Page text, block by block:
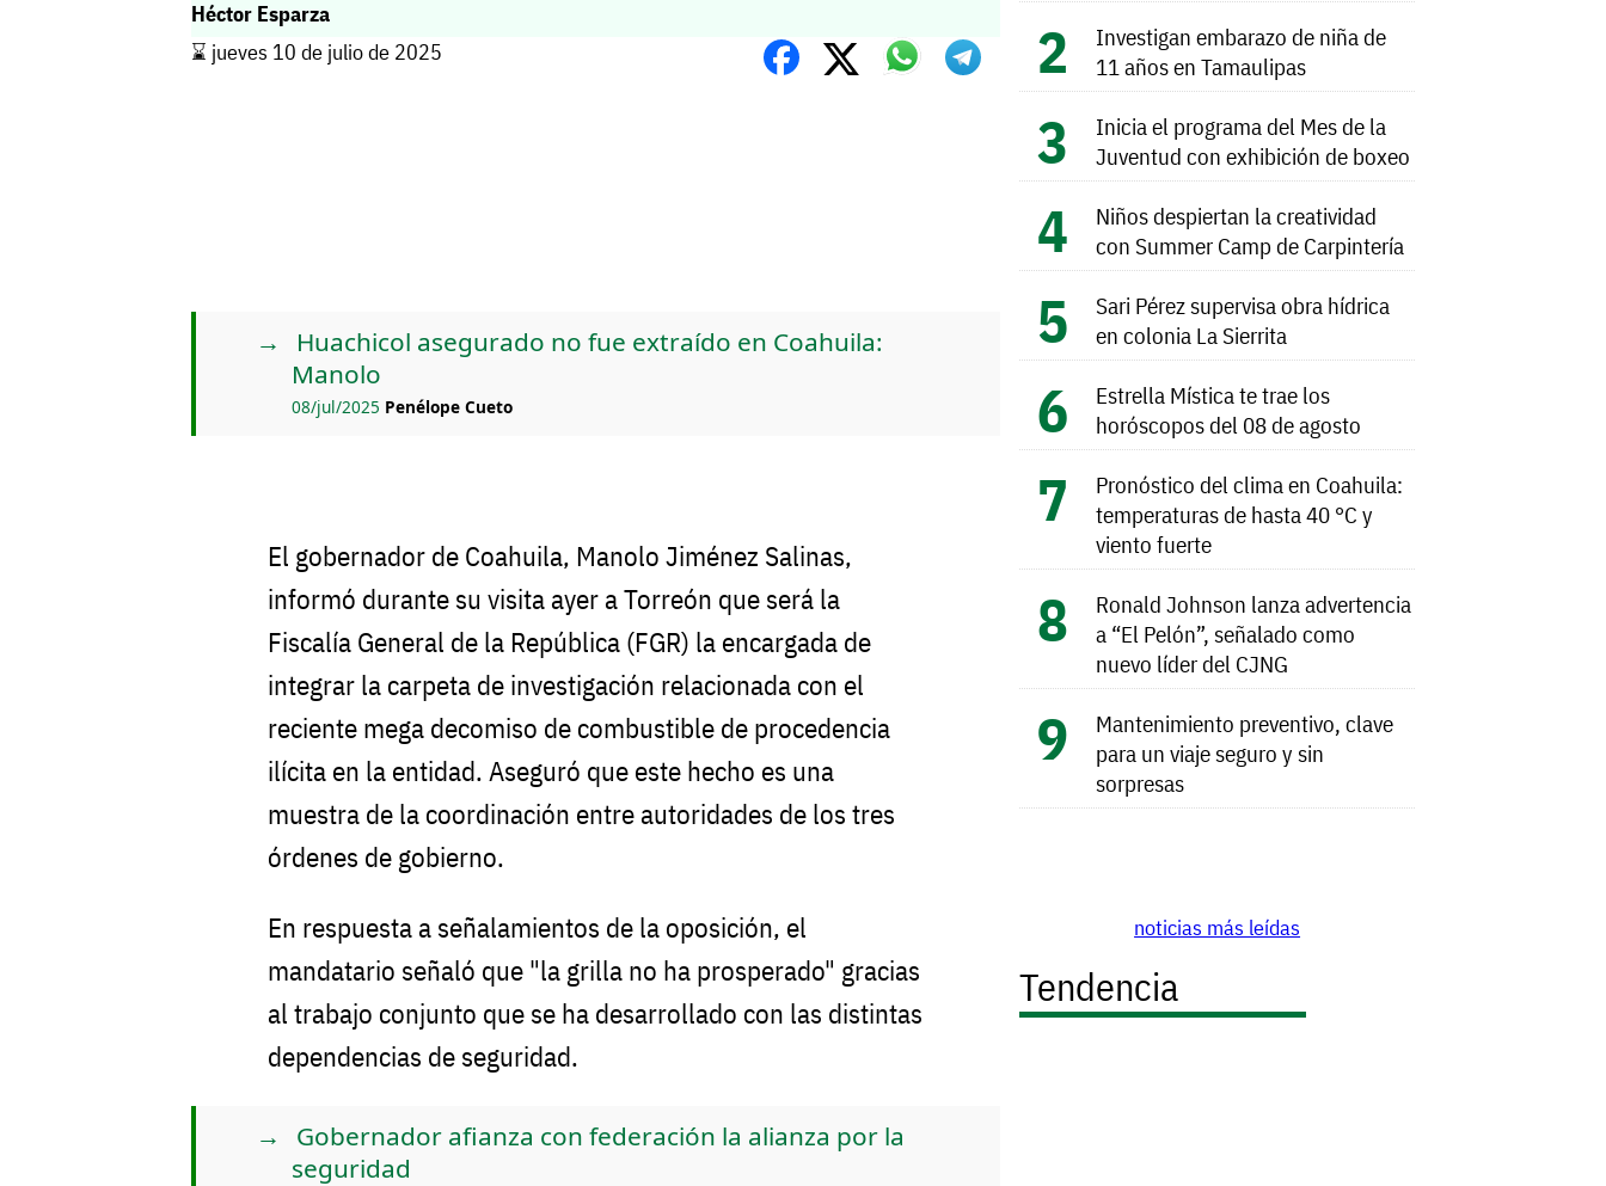
Héctor Esparza
⌛️ jueves 10 de julio de 2025
Huachicol asegurado no fue extraído en Coahuila:
Manolo
08/jul/2025 Penélope Cueto
El gobernador de Coahuila, Manolo Jiménez Salinas,
informó durante su visita ayer a Torreón que será la
Fiscalía General de la República (FGR) la encargada de
integrar la carpeta de investigación relacionada con el
reciente mega decomiso de combustible de procedencia
ilícita en la entidad. Aseguró que este hecho es una
muestra de la coordinación entre autoridades de los tres
órdenes de gobierno.
En respuesta a señalamientos de la oposición, el
mandatario señaló que "la grilla no ha prosperado" gracias
al trabajo conjunto que se ha desarrollado con las distintas
dependencias de seguridad.
Gobernador afianza con federación la alianza por la
seguridad
Investigan embarazo de niña de
11 años en Tamaulipas
Inicia el programa del Mes de la
Juventud con exhibición de boxeo
Niños despiertan la creatividad
con Summer Camp de Carpintería
Sari Pérez supervisa obra hídrica
en colonia La Sierrita
Estrella Mística te trae los
horóscopos del 08 de agosto
Pronóstico del clima en Coahuila:
temperaturas de hasta 40 °C y
viento fuerte
Ronald Johnson lanza advertencia
a “El Pelón”, señalado como
nuevo líder del CJNG
Mantenimiento preventivo, clave
para un viaje seguro y sin
sorpresas
noticias más leídas
Tendencia